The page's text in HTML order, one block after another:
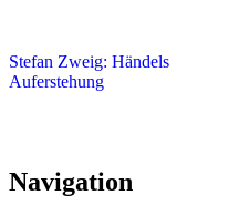
Stefan Zweig: Händels
Auferstehung
Navigation